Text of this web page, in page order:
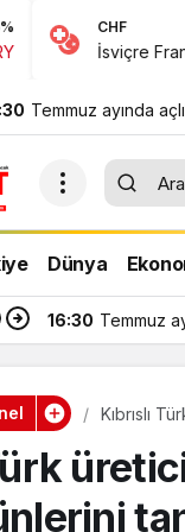
Frangı 58,48 TRY
Temmuz ayında
389 TL, yoksulluk
818 TL oldu
Dünya
16:30 Temmuz
Kıbrıslı